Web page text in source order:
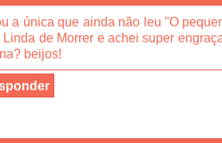
a única que ainda não leu "O
Linda de Morrer e achei super
beijos!